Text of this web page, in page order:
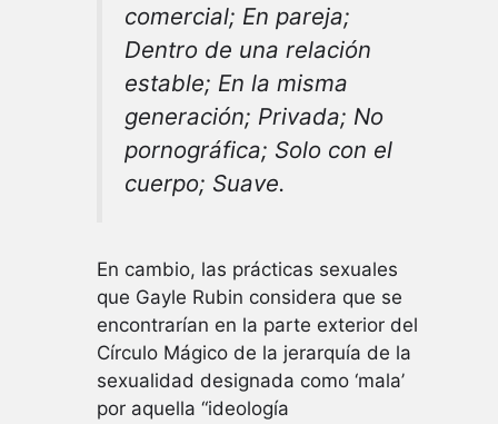
comercial; En pareja;
Dentro de una relación
estable; En la misma
generación; Privada; No
pornográfica; Solo con el
cuerpo; Suave.
En cambio, las prácticas sexuales
que Gayle Rubin considera que se
encontrarían en la parte exterior del
Círculo Mágico de la jerarquía de la
sexualidad designada como ‘mala’
por aquella “ideología